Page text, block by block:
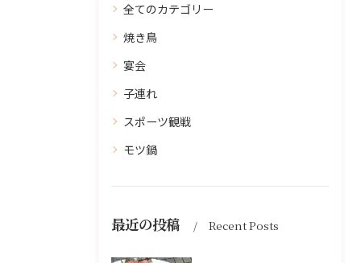
全てのカテゴリー
焼き鳥
宴会
子連れ
スポーツ観戦
モツ鍋
最近の投稿 Recent Posts